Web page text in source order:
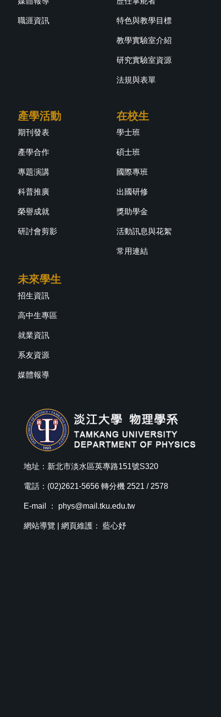
職涯資訊 特色與教學目標
教學實驗室介紹
研究實驗室資源
法規與表單
產學活動
期刊發表
產學合作
專題演講
科普推廣
榮譽成就
研討會剪影
在校生
學士班
碩士班
國際專班
出國研修
獎助學金
活動訊息與花絮
常用連結
未來學生
招生資訊
高中生專區
就業資訊
系友資源
媒體報導
地址：新北市淡水區英專路151號S320
電話：(02)2621-5656 轉分機 2521 / 2578
E-mail ： phys@mail.tku.edu.tw
網站導覽 | 網頁維護： 藍心妤